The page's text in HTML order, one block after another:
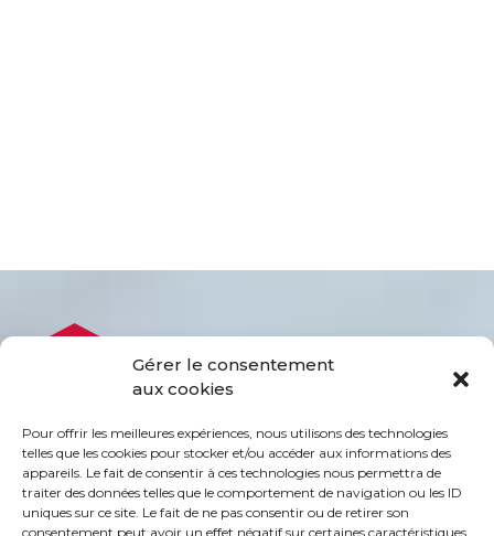
Gérer le consentement
aux cookies
Pour offrir les meilleures expériences, nous utilisons des technologies
telles que les cookies pour stocker et/ou accéder aux informations des
appareils. Le fait de consentir à ces technologies nous permettra de
traiter des données telles que le comportement de navigation ou les ID
uniques sur ce site. Le fait de ne pas consentir ou de retirer son
consentement peut avoir un effet négatif sur certaines caractéristiques